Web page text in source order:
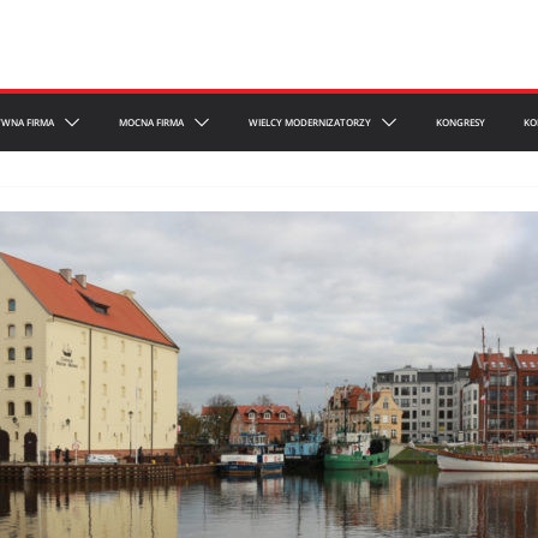
FIRMA MOCNA FIRMA WIELCY MODERNIZATORZY KONGRESY